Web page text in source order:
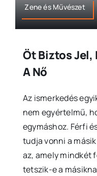
Zene és Művészet
Öt Biztos Jel,
A Nő
Az ismerkedés
nem egyértelmű,
egymáshoz. Férfi
tudja vonni a
az, amely mindkét
tetszik-e a